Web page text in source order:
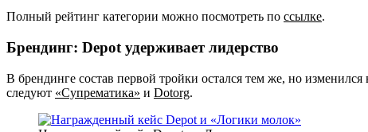
Полный рейтинг категории можно посмотреть по ссылке.
Брендинг: Depot удерживает лидерство
В брендинге состав первой тройки остался тем же, но
следуют «Супрематика» и Dotorg.